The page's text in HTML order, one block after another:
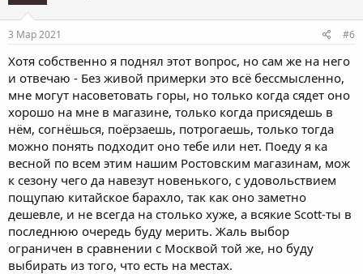
3 Мар 2021 #6
Хотя собственно я поднял этот вопрос, но сам же на него
и отвечаю - Без живой примерки это всё бессмысленно,
мне могут насоветовать горы, но только когда сядет оно
хорошо на мне в магазине, только когда присядешь в
нём, согнёшься, поёрзаешь, потрогаешь, только тогда
можно понять подходит оно тебе или нет. Поеду я ка
весной по всем этим нашим Ростовским магазинам, мож
к сезону чего да навезут новенького, с удовольствием
пощупаю китайское барахло, так как оно заметно
дешевле, и не всегда на столько хуже, а всякие Scott-ты в
последнюю очередь буду мерить. Жаль выбор
ограничен в сравнении с Москвой той же, но буду
выбирать из того, что есть на местах.